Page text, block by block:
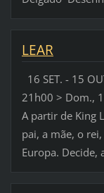
LEAR
16 SET. - 15
21h00 > Dom.,
A partir de King
pai, a mãe, o
Europa. Decide,